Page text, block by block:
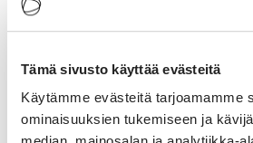
Tämä sivusto käyttää evästeitä
Käytämme evästeitä tarjoamamme
ominaisuuksien tukemiseen ja